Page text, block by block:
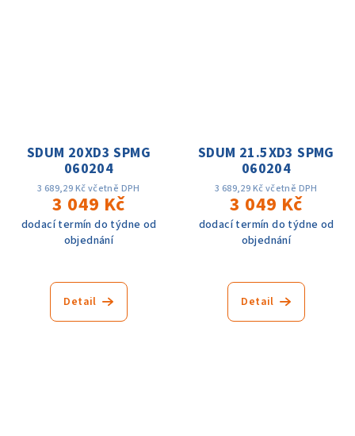
SDUM 20XD3 SPMG
060204
3 689,29 Kč včetně DPH
3 049 Kč
dodací termín do týdne od
objednání
Detail
SDUM 21.5XD3 SPMG
060204
3 689,29 Kč včetně DPH
3 049 Kč
dodací termín do týdne od
objednání
Detail